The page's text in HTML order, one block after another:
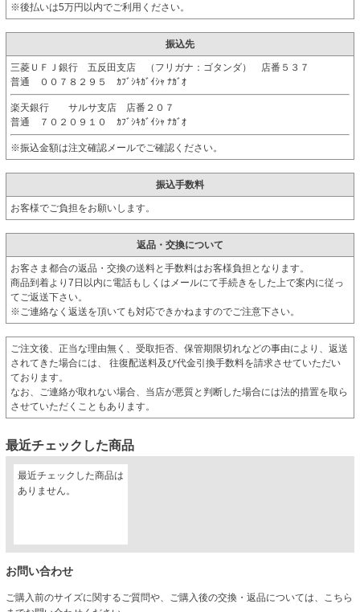
※後払いは5万円以内でご利用ください。
振込先
三菱ＵＦＪ銀行 五反田支店 （フリガナ：ゴタンダ） 店番５３７
普通 ００７８２９５ ｶﾌﾞｼｷｶﾞｲｼｬ ﾅｶﾞｵ
楽天銀行 サルサ支店 店番２０７
普通 ７０２０９１０ ｶﾌﾞｼｷｶﾞｲｼｬ ﾅｶﾞｵ
※振込金額は注文確認メールでご確認ください。
振込手数料
お客様でご負担をお願いします。
返品・交換について
お客さま都合の返品・交換の送料と手数料はお客様負担となります。
商品到着より7日以内に電話もしくはメールにて手続きをした上で案内に従っ
てご返送下さい。
※ご連絡なく返送を頂いても対応できかねますのでご注意下さい。
ご注文後、正当な理由無く、受取拒否、保管期限切れなどの事由により、返送
されてきた場合には、 往復配送料及び代金引換手数料を請求させていただい
ております。
なお、ご連絡が取れない場合、当店が悪質と判断した場合には法的措置を取ら
させていただくこともあります。
最近チェックした商品
最近チェックした商品は
ありません。
お問い合わせ
ご購入前のサイズに関するご質問や、ご購入後の交換・返品については、こちら